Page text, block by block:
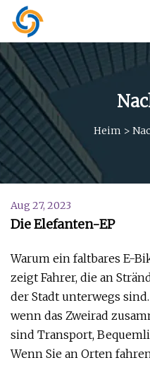
Heim >
Aug 27, 2023
Die Elefanten-EP
Warum ein faltbares E-
zeigt Fahrer, die an
der Stadt unterwegs
wenn das Zweirad
sind Transport,
Wenn Sie an Orten